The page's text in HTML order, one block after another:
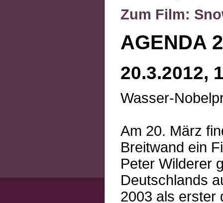
Zum Film:
AGENDA
20.3.2012,
Wasser-
Am 20. März
Breitwand ein
Peter Wilderer
Deutschlands
2003 als erster